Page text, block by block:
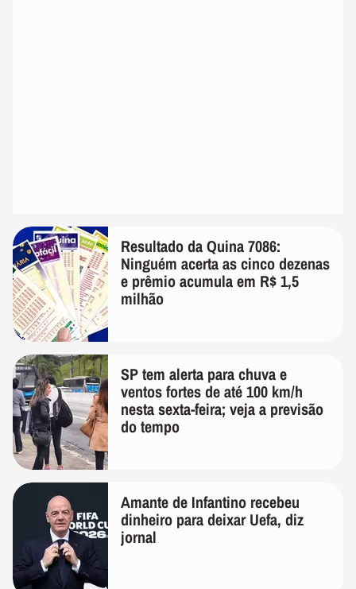
Resultado da Quina 7086:
Ninguém acerta as cinco dezenas
e prêmio acumula em R$ 1,5
milhão
SP tem alerta para chuva e
ventos fortes de até 100 km/h
nesta sexta-feira; veja a previsão
do tempo
Amante de Infantino recebeu
dinheiro para deixar Uefa, diz
jornal